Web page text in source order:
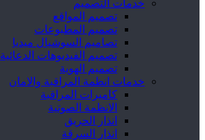
خدمات التصميم
تصميم المواقع
تصميم المطبوعات
تصاميم السوشيال ميديا
تصميم الفيديوهات الدعائية
تصميم الهوية
خدمات انظمة المراقبة والامان
كاميرات المراقبة
الانظمة الصوتية
انذار الحريق
انذار السرقة